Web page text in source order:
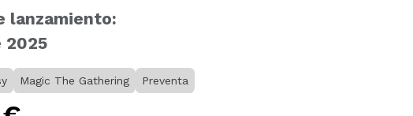
lanzamiento:
2025
Magic The Gathering Preventa